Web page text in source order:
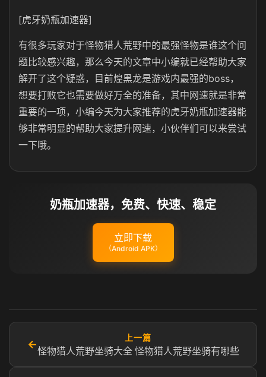
[虎牙奶瓶加速器]
有很多玩家对于怪物猎人荒野中的最强怪物是谁这个问
题比较感兴趣，那么今天的文章中小编就已经帮助大家
解开了这个疑惑，目前煌黑龙是游戏内最强的boss，
想要打败它也需要做好万全的准备，其中网速就是非常
重要的一项，小编今天为大家推荐的虎牙奶瓶加速器能
够非常明显的帮助大家提升网速，小伙伴们可以来尝试
一下哦。
奶瓶加速器，免费、快速、稳定
立即下载
（Android APK）
←
上一篇
怪物猎人荒野坐骑大全 怪物猎人荒野坐骑有哪些